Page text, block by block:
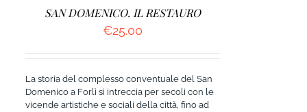
SAN DOMENICO. IL RESTAURO
€25.00
La storia del complesso conventuale del San
Domenico a Forlì si intreccia per secoli con le
vicende artistiche e sociali della città, fino ad